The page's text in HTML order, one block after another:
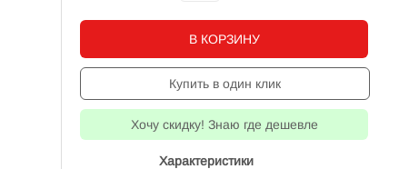
В КОРЗИНУ
Купить в один клик
Хочу скидку! Знаю где дешевле
Характеристики